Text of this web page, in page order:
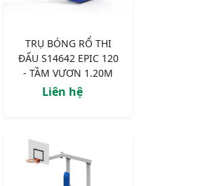
TRỤ BÓNG RỔ THI
ĐẤU S14642 EPIC 120
- TẦM VƯƠN 1.20M
Liên hệ